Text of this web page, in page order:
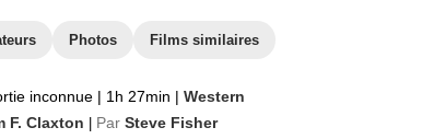
Photos Films similaires
inconnue | 1h 27min | Western
F. Claxton Par Steve Fisher